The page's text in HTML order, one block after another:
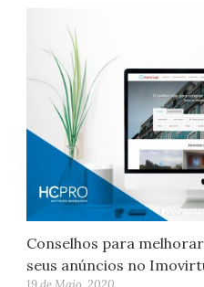
Conselhos para
seus anúncios no